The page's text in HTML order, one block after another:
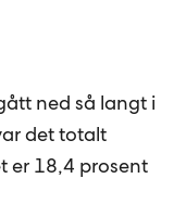
ned så langt i
det totalt
er 18,4 prosent